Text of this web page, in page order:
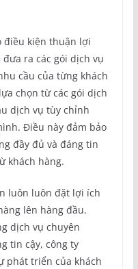
điều kiện thuận lợi
ra các gói dịch vụ
cầu của từng khách
chọn từ các gói dịch
dịch vụ tùy chỉnh
Điều này đảm bảo
đầy đủ và đáng tin
khách hàng.
luôn luôn đặt lợi ích
lên hàng đầu.
dịch vụ chuyên
tin cậy, công ty
phát triển của khách